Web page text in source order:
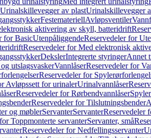
Urinalskillevegger av plastUrinalskillevegger
FestemateriellAvløpsventiler
aktivering av skyll, batteridrift
for BasicUtenpåliggendeReservedeler for
Reservedeler for Med elektronisk
DekslerIntegrerte styringerAnnet
utslagsvaskerVannlåserReservedeler for
Reservedeler for
Avløpssett for urinalerUrinalvannlåser
Reservedeler for Rørbendvannlåser
Reservedeler for Tilslutningsbender
og møblerServanterServanterReservedeler
Toppmonterte servanterServanter, små
Reservedeler for Nedfellingsservanter